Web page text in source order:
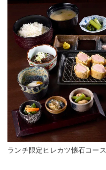
ランチ限定ヒレカツ懐石コース